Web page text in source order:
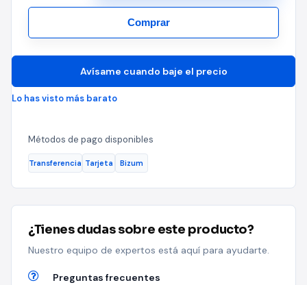
Comprar
Avísame cuando baje el precio
Lo has visto más barato
Métodos de pago disponibles
Transferencia Tarjeta Bizum
¿Tienes dudas sobre este producto?
Nuestro equipo de expertos está aquí para ayudarte.
Preguntas frecuentes